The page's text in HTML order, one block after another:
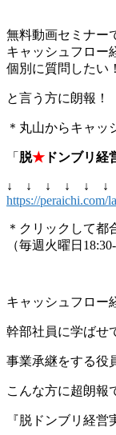
無料動画セミナー
キャッシュフロー
個別に質問したい！
と言う方に朗報！
＊丸山からキャッ
「 脱★ ドンブリ経
↓ ↓ ↓ ↓ ↓
https://peraichi.com/
＊クリックして都
（毎週火曜日
キャッシュフロー
幹部社員に学ばせ
事業承継をする役
こんな方に超朗報
『脱ドンブリ経